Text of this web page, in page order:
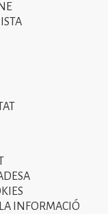
INFORMACIÓ